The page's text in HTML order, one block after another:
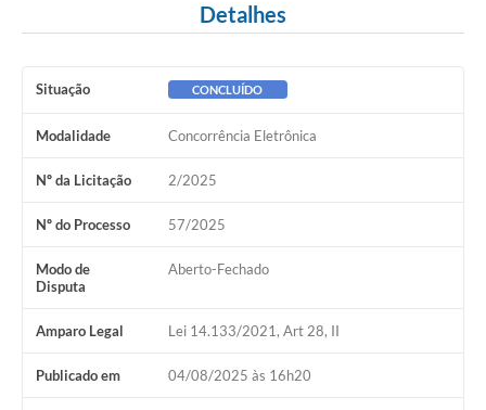
Detalhes
Situação CONCLUÍDO
Modalidade Concorrência Eletrônica
Nº da Licitação 2/2025
Nº do Processo 57/2025
Modo de
Disputa
Aberto-Fechado
Amparo Legal Lei 14.133/2021, Art 28, II
Publicado em 04/08/2025 às 16h20